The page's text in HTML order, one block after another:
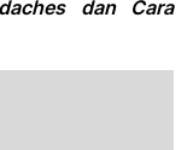
dan Cara